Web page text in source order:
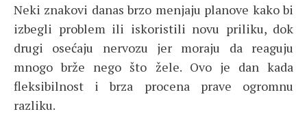
Neki znakovi danas brzo menjaju planove kako bi
izbegli problem ili iskoristili novu priliku, dok
drugi osećaju nervozu jer moraju da reaguju
mnogo brže nego što žele. Ovo je dan kada
fleksibilnost i brza procena prave ogromnu
razliku.